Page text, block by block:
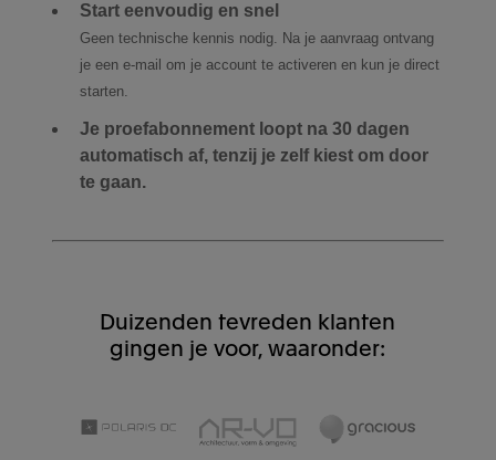
Start eenvoudig en snel
Geen technische kennis nodig. Na je aanvraag ontvang
je een e-mail om je account te activeren en kun je direct
starten.
Je proefabonnement loopt na 30 dagen
automatisch af, tenzij je zelf kiest om door
te gaan.
Duizenden tevreden klanten
gingen je voor, waaronder: